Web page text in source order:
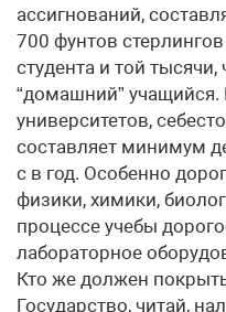
ассигнований,
700 фунтов
студента и той
“домашний”
университетов,
составляет минимум
с в год. Особенно
физики, химики,
процессе учебы
лабораторное
Кто же должен
Государство, читай,